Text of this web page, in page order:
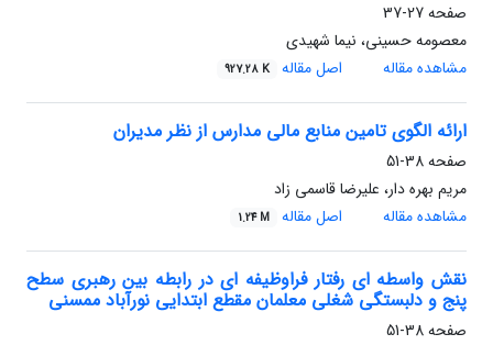
صفحه27-37
معصومه حسینی، نیما شهیدی
مشاهده مقاله
اصل مقاله 927.28 K
ارائه الگوی تامین منابع مالی مدارس از نظر مدیران
صفحه38-51
مریم بهره دار، علیرضا قاسمی زاد
مشاهده مقاله
اصل مقاله 1.24 M
نقش واسطه ای رفتار فراوظیفه ای در رابطه بین رهبری سطح
پنج و دلبستگی شغلی معلمان مقطع ابتدایی نورآباد ممسنی
صفحه38-51